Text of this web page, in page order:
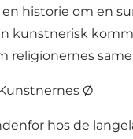
historie om en
kunstnerisk
religionernes
Ø
hos de